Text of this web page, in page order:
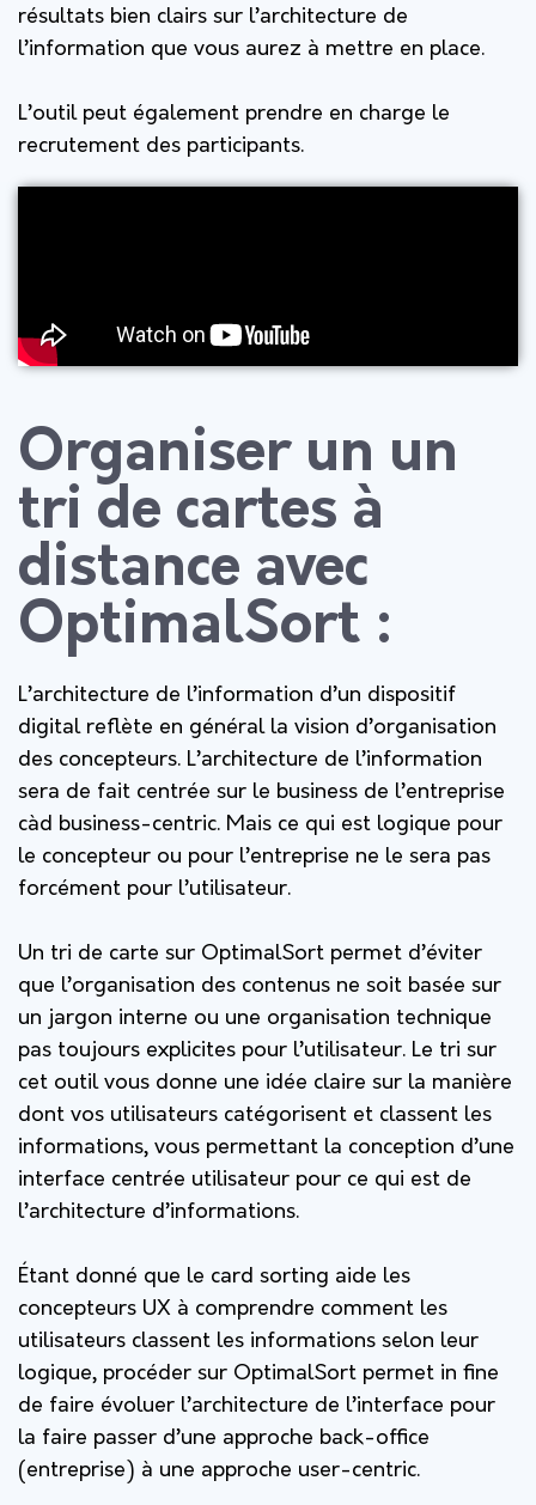
résultats bien clairs sur l’architecture de
l’information que vous aurez à mettre en place.
L’outil peut également prendre en charge le
recrutement des participants.
Organiser un un
tri de cartes à
distance avec
OptimalSort :
L’architecture de l’information d’un dispositif
digital reflète en général la vision d’organisation
des concepteurs. L’architecture de l’information
sera de fait centrée sur le business de l’entreprise
càd business-centric. Mais ce qui est logique pour
le concepteur ou pour l’entreprise ne le sera pas
forcément pour l’utilisateur.
Un tri de carte sur OptimalSort permet d’éviter
que l’organisation des contenus ne soit basée sur
un jargon interne ou une organisation technique
pas toujours explicites pour l’utilisateur. Le tri sur
cet outil vous donne une idée claire sur la manière
dont vos utilisateurs catégorisent et classent les
informations, vous permettant la conception d’une
interface centrée utilisateur pour ce qui est de
l’architecture d’informations.
Étant donné que le card sorting aide les
concepteurs UX à comprendre comment les
utilisateurs classent les informations selon leur
logique, procéder sur OptimalSort permet in fine
de faire évoluer l’architecture de l’interface pour
la faire passer d’une approche back-office
(entreprise) à une approche user-centric.